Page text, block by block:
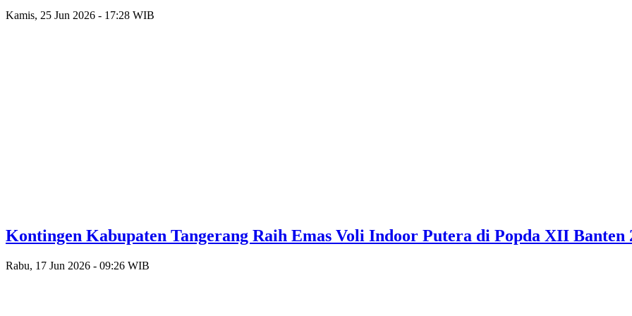
Kamis, 25 Jun 2026 - 17:28 WIB
Kontingen Kabupaten Tangerang Raih Emas Voli Indoor Putera di Popda XII Banten
Rabu, 17 Jun 2026 - 09:26 WIB